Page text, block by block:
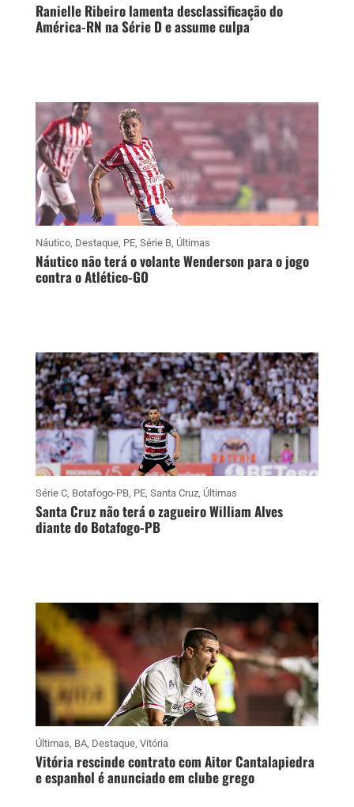
Ranielle Ribeiro lamenta desclassificação do
América-RN na Série D e assume culpa
Náutico, Destaque, PE, Série B, Últimas
Náutico não terá o volante Wenderson para o jogo
contra o Atlético-GO
Série C, Botafogo-PB, PE, Santa Cruz, Últimas
Santa Cruz não terá o zagueiro William Alves
diante do Botafogo-PB
Últimas, BA, Destaque, Vitória
Vitória rescinde contrato com Aitor Cantalapiedra
e espanhol é anunciado em clube grego